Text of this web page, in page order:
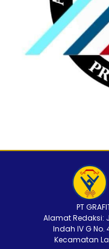
PT
Alamat Redaksi:
Indah IV G
Kecamatan